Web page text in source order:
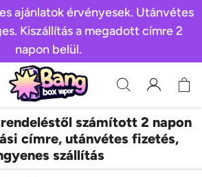
ajánlatok érvényesek. Utánvétes
Kiszállítás a megadott címre 2
napon belül.
számított 2 napon
címre, utánvétes fizetés,
szállítás